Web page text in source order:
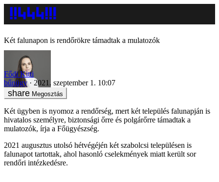
Két falunapon is rendőrökre támadtak a mulatozók
Fődi Kitti
bűnügy
2021. szeptember 1. 10:07
Megosztás
Két ügyben is nyomoz a rendőrség, mert két település falunapján is
hivatalos személyre, biztonsági őrre és polgárőrre támadtak a
mulatozók, írja a Főügyészség.
2021 augusztus utolsó hétvégéjén két szabolcsi településen is
falunapot tartottak, ahol hasonló cselekmények miatt került sor
rendőri intézkedésre.